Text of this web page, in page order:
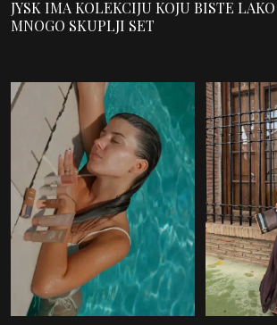
JYSK IMA KOLEKCIJU KOJU BISTE
MNOGO SKUPLJI SET